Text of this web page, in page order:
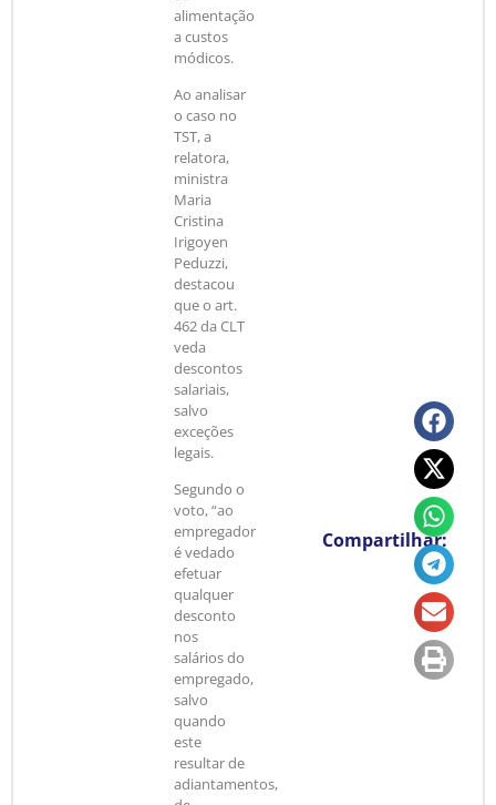
alimentação
a custos
módicos.
Ao analisar
o caso no
TST, a
relatora,
ministra
Maria
Cristina
Irigoyen
Peduzzi,
destacou
que o art.
462 da CLT
veda
descontos
salariais,
salvo
exceções
legais.
Segundo o
voto, “ao
empregador
é vedado
efetuar
qualquer
desconto
nos
salários do
empregado,
salvo
quando
este
resultar de
adiantamentos,
Compartilhar: